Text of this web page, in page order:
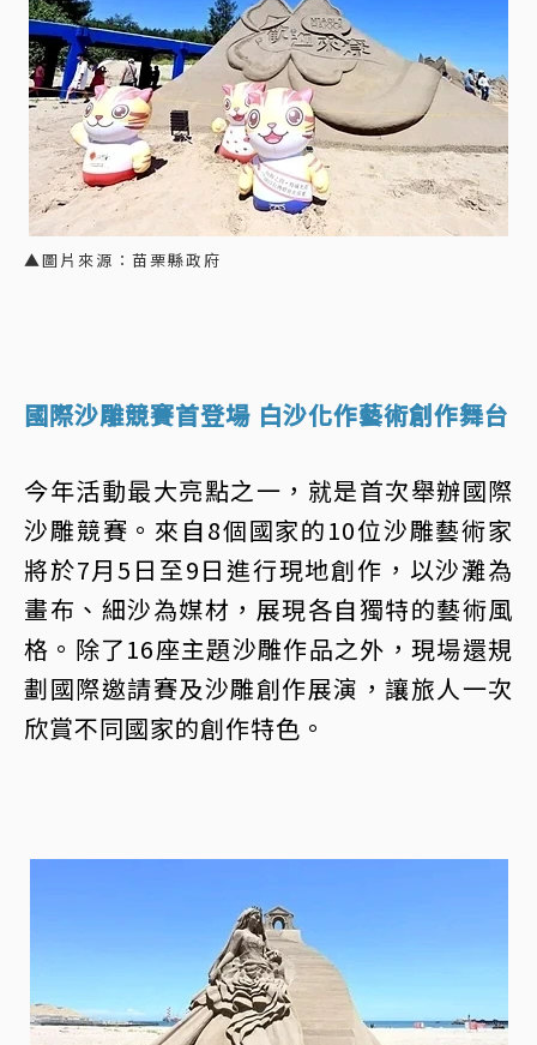
▲圖片來源：苗栗縣政府
國際沙雕競賽首登場 白沙化作藝術創作舞台
今年活動最大亮點之一，就是首次舉辦國際
沙雕競賽。來自8個國家的10位沙雕藝術家
將於7月5日至9日進行現地創作，以沙灘為
畫布、細沙為媒材，展現各自獨特的藝術風
格。除了16座主題沙雕作品之外，現場還規
劃國際邀請賽及沙雕創作展演，讓旅人一次
欣賞不同國家的創作特色。